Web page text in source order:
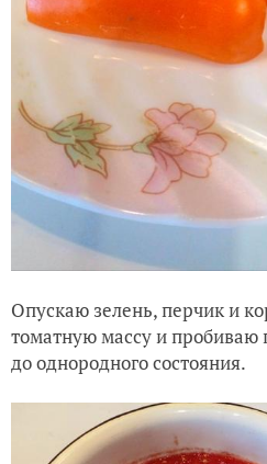
Опускаю зелень, перчик и
томатную массу и
до однородного состояния.